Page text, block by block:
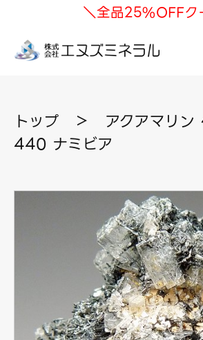
＼全品25%OFF
トップ ＞ アクアマリン
440 ナミビア